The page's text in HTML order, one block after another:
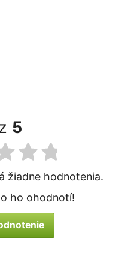
5
žiadne hodnotenia.
ho ohodnotí!